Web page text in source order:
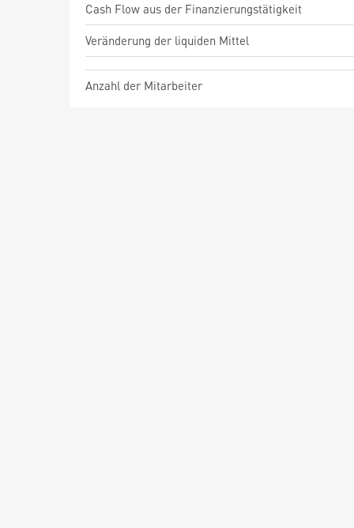
Cash Flow aus der Finanzierungstätigkeit
Veränderung der liquiden Mittel
Anzahl der Mitarbeiter